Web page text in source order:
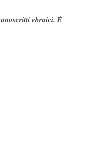
ebraici. È